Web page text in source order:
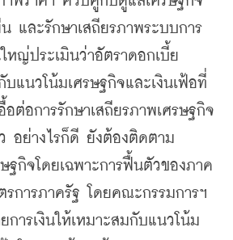
น และรักษาเสถียรภาพระบบการ
หญ่ประเมินว่าอัตราดอกเบี้ย
แนวโน้มเศรษฐกิจและเงินเฟ้อที่
ต่อการรักษาเสถียรภาพเศรษฐกิจ
ว อย่างไรก็ดี ยังต้องติดตาม
ฐกิจโดยเฉพาะการฟื้นตัวของภาค
รการภาครัฐ โดยคณะกรรมการฯ
การเงินให้เหมาะสมกับแนวโน้ม